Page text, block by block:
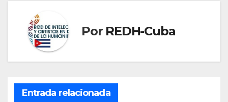
Por REDH-Cuba
Entrada relacionada